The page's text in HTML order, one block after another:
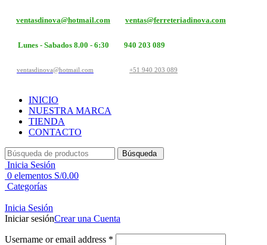
ventasdinova@hotmail.com ventas@ferreteriadinova.com
Lunes - Sabados 8.00 - 6:30 940 203 089
ventasdinova@hotmail.com +51 940 203 089
INICIO
NUESTRA MARCA
TIENDA
CONTACTO
Búsqueda
Inicia Sesión
0 elementos S/0.00
Categorías
Inicia Sesión
Iniciar sesiónCrear una Cuenta
Username or email address *